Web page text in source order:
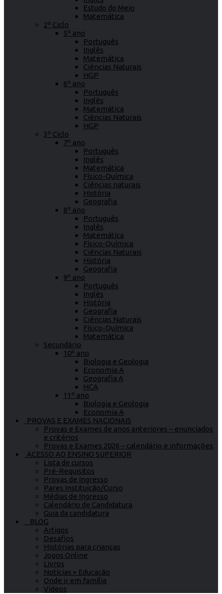
Estudo do Meio
Matemática
2º Ciclo
5º ano
Português
Inglês
Matemática
Ciências Naturais
HGP
6º ano
Português
Inglês
Matemática
Ciências Naturais
HGP
3º Ciclo
7º ano
Português
Inglês
Matemática
Físico-Química
Ciências naturais
História
Geografia
8º ano
Português
Inglês
Matemática
Físico-Química
Ciências Naturais
História
Geografia
9º ano
Português
Inglês
História
Geografia
Ciências Naturais
Físico-Química
Matemática
Secundário
10º ano
Biologia e Geologia
Economia A
Geografia A
HCA
11º ano
Biologia e Geologia
Economia A
PROVAS E EXAMES NACIONAIS
Provas e Exames de anos anteriores – enunciados
e critérios
Provas e Exames 2026 – calendário e informações
ACESSO AO ENSINO SUPERIOR
Lista de cursos
Pré-Requisitos
Provas de Ingresso
Pares Instituição/Curso
Médias de Ingresso
Calendário de Candidatura
Guia da candidatura
BLOG
Artigos
Desafios
Histórias para crianças
Jogos Online
Livros
Notícias » Educação
Onde ir em família
Vídeos